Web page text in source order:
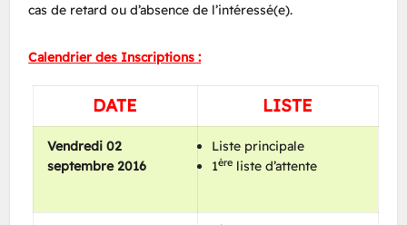
cas de retard ou d’absence de l’intéressé(e).
Calendrier des Inscriptions :
DATE LISTE
Vendredi 02
septembre 2016
Liste principale
1èreliste d’attente